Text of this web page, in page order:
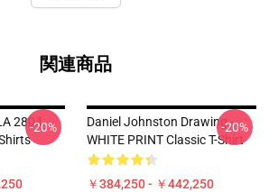
関連商品
2804-20%
Daniel Johnston Drawing -
WHITE PRINT Classic T-Shirt
￥384,250 - ￥442,250
-20%